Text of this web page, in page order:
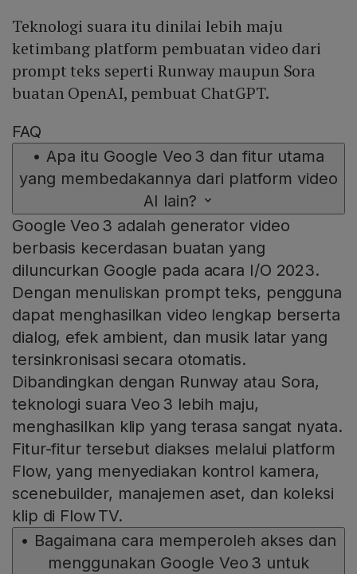
Teknologi suara itu dinilai lebih maju
ketimbang platform pembuatan video dari
prompt teks seperti Runway maupun Sora
buatan OpenAI, pembuat ChatGPT.
FAQ
• Apa itu Google Veo 3 dan fitur utama
yang membedakannya dari platform video
AI lain?
Google Veo 3 adalah generator video
berbasis kecerdasan buatan yang
diluncurkan Google pada acara I/O 2023.
Dengan menuliskan prompt teks, pengguna
dapat menghasilkan video lengkap berserta
dialog, efek ambient, dan musik latar yang
tersinkronisasi secara otomatis.
Dibandingkan dengan Runway atau Sora,
teknologi suara Veo 3 lebih maju,
menghasilkan klip yang terasa sangat nyata.
Fitur-fitur tersebut diakses melalui platform
Flow, yang menyediakan kontrol kamera,
scenebuilder, manajemen aset, dan koleksi
klip di Flow TV.
• Bagaimana cara memperoleh akses dan
menggunakan Google Veo 3 untuk